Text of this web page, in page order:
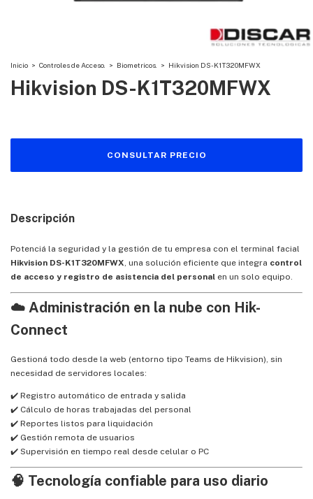
Inicio > Controles de Acceso. > Biometricos. > Hikvision DS-K1T320MFWX
Hikvision DS-K1T320MFWX
Descripción
Potenciá la seguridad y la gestión de tu empresa con el terminal facial
Hikvision DS-K1T320MFWX, una solución eficiente que integra control
de acceso y registro de asistencia del personal en un solo equipo.
☁️ Administración en la nube con Hik-
Connect
Gestioná todo desde la web (entorno tipo Teams de Hikvision), sin
necesidad de servidores locales:
✔️ Registro automático de entrada y salida
✔️ Cálculo de horas trabajadas del personal
✔️ Reportes listos para liquidación
✔️ Gestión remota de usuarios
✔️ Supervisión en tiempo real desde celular o PC
🧠 Tecnología confiable para uso diario